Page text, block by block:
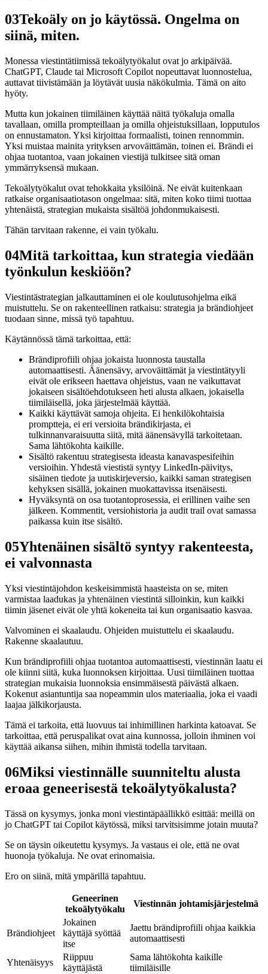
03Tekoäly on jo käytössä. Ongelma on
siinä, miten.
Monessa viestintätiimissä tekoälytyökalut ovat jo arkipäivää.
ChatGPT, Claude tai Microsoft Copilot nopeuttavat luonnostelua,
auttavat tiivistämään ja löytävät uusia näkökulmia. Tämä on aito
hyöty.
Mutta kun jokainen tiimiläinen käyttää näitä työkaluja omalla
tavallaan, omilla prompteillaan ja omilla ohjeistuksillaan, lopputulos
on ennustamaton. Yksi kirjoittaa formaalisti, toinen rennommin.
Yksi muistaa mainita yrityksen arvoväittämän, toinen ei. Brändi ei
ohjaa tuotantoa, vaan jokainen viestijä tulkitsee sitä oman
ymmärryksensä mukaan.
Tekoälytyökalut ovat tehokkaita yksilöinä. Ne eivät kuitenkaan
ratkaise organisaatiotason ongelmaa: sitä, miten koko tiimi tuottaa
yhtenäistä, strategian mukaista sisältöä johdonmukaisesti.
Tähän tarvitaan rakenne, ei vain työkalu.
04Mitä tarkoittaa, kun strategia viedään
työnkulun keskiöön?
Viestintästrategian jalkauttaminen ei ole koulutusohjelma eikä
muistuttelu. Se on rakenteellinen ratkaisu: strategia ja brändiohjeet
tuodaan sinne, missä työ tapahtuu.
Käytännössä tämä tarkoittaa, että:
Brändiprofiili ohjaa jokaista luonnosta taustalla
automaattisesti. Äänensävy, arvoväittämät ja viestintätyyli
eivät ole erikseen haettava ohjeistus, vaan ne vaikuttavat
jokaiseen sisältöehdotukseen heti alusta alkaen, jokaisella
tiimiläisellä, joka järjestelmää käyttää.
Kaikki käyttävät samoja ohjeita. Ei henkilökohtaisia
promptteja, ei eri versioita brändikirjasta, ei
tulkinnanvaraisuutta siitä, mitä äänensävyllä tarkoitetaan.
Sama lähtökohta kaikille.
Sisältö rakentuu strategisesta ideasta kanavaspesifeihin
versioihin. Yhdestä viestistä syntyy LinkedIn-päivitys,
sisäinen tiedote ja uutiskirjeversio, kaikki saman strategisen
kehyksen sisällä, jokainen muokattavissa itsenäisesti.
Hyväksyntä on osa tuotantoprosessia, ei erillinen vaihe sen
jälkeen. Kommentit, versiohistoria ja audit trail ovat samassa
paikassa kuin itse sisältö.
05Yhtenäinen sisältö syntyy rakenteesta,
ei valvonnasta
Yksi viestintäjohdon keskeisimmistä haasteista on se, miten
varmistaa laadukas ja yhtenäinen viestintä silloinkin, kun kaikki
tiimin jäsenet eivät ole yhtä kokeneita tai kun organisaatio kasvaa.
Valvominen ei skaalaudu. Ohjeiden muistuttelu ei skaalaudu.
Rakenne skaalautuu.
Kun brändiprofiili ohjaa tuotantoa automaattisesti, viestinnän laatu ei
ole kiinni siitä, kuka luonnoksen kirjoittaa. Uusi tiimiläinen tuottaa
strategian mukaisia luonnoksia ensimmäisestä päivästä alkaen.
Kokenut asiantuntija saa nopeammin ulos materiaalia, joka ei vaadi
laajaa jälkikorjausta.
Tämä ei tarkoita, että luovuus tai inhimillinen harkinta katoavat. Se
tarkoittaa, että peruspalikat ovat aina kunnossa, jolloin ihminen voi
käyttää aikansa siihen, mihin ihmistä todella tarvitaan.
06Miksi viestinnälle suunniteltu alusta
eroaa geneerisestä tekoälytyökalusta?
Tässä on kysymys, jonka moni viestintäpäällikkö esittää: meillä on
jo ChatGPT tai Copilot käytössä, miksi tarvitsisimme jotain muuta?
Se on täysin oikeutettu kysymys. Ja vastaus ei ole, että ne ovat
huonoja työkaluja. Ne ovat erinomaisia.
Ero on siinä, mitä ympärillä tapahtuu.
Geneerinen
tekoälytyökalu
Viestinnän johtamisjärjestelmä
Brändiohjeet
Jokainen
käyttäjä syöttää
itse
Jaettu brändiprofiili ohjaa kaikkia
automaattisesti
Yhtenäisyys
Riippuu
käyttäjästä
Sama lähtökohta kaikille
tiimiläisille